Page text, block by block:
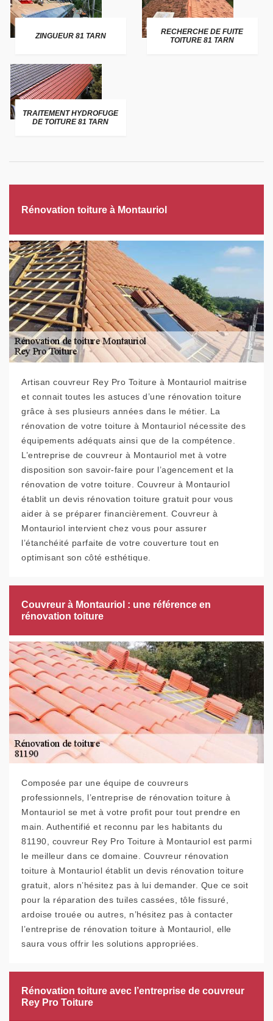
ZINGUEUR 81 TARN
RECHERCHE DE FUITE
TOITURE 81 TARN
TRAITEMENT HYDROFUGE
DE TOITURE 81 TARN
Rénovation toiture à Montauriol
Artisan couvreur Rey Pro Toiture à Montauriol maitrise
et connait toutes les astuces d’une rénovation toiture
grâce à ses plusieurs années dans le métier. La
rénovation de votre toiture à Montauriol nécessite des
équipements adéquats ainsi que de la compétence.
L’entreprise de couvreur à Montauriol met à votre
disposition son savoir-faire pour l’agencement et la
rénovation de votre toiture. Couvreur à Montauriol
établit un devis rénovation toiture gratuit pour vous
aider à se préparer financièrement. Couvreur à
Montauriol intervient chez vous pour assurer
l’étanchéité parfaite de votre couverture tout en
optimisant son côté esthétique.
Couvreur à Montauriol : une référence en
rénovation toiture
Composée par une équipe de couvreurs
professionnels, l’entreprise de rénovation toiture à
Montauriol se met à votre profit pour tout prendre en
main. Authentifié et reconnu par les habitants du
81190, couvreur Rey Pro Toiture à Montauriol est parmi
le meilleur dans ce domaine. Couvreur rénovation
toiture à Montauriol établit un devis rénovation toiture
gratuit, alors n’hésitez pas à lui demander. Que ce soit
pour la réparation des tuiles cassées, tôle fissuré,
ardoise trouée ou autres, n’hésitez pas à contacter
l’entreprise de rénovation toiture à Montauriol, elle
saura vous offrir les solutions appropriées.
Rénovation toiture avec l’entreprise de couvreur
Rey Pro Toiture